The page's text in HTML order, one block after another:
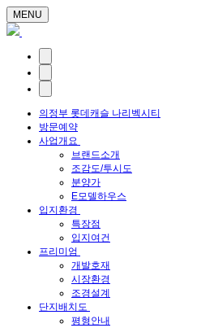
MENU
의정부 롯데캐슬 나리벡시티
방문예약
사업개요
브랜드소개
조감도/투시도
분양가
E모델하우스
입지환경
특장점
입지여건
프리미엄
개발호재
시장환경
조경설계
단지배치도
평형안내